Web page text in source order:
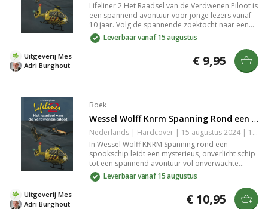
Lifeliner 2 Het Raadsel van de Verdwenen Piloot is
een spannend avontuur voor jonge lezers vanaf
10 jaar. Volg de spannende zoektocht naar een
vermiste piloot, waarbij vriendschap en moed
centraal staan. Perfect voor fans van mysteries en
avontuurlijke verhalen die graag mee puzzelen.
Leverbaar vanaf 15 augustus
Adri Burghout
Uitgeverij Mes € 9,95
Boek
Wessel Wolff Knrm Spanning Rond een Spookschip
Nederlands | Hardcover | 15 augustus 2024 | 156 pagina's | 9789059524491
In Wessel Wolff KNRM Spanning rond een
spookschip leidt een mysterieus, onverlicht schip
tot een spannend avontuur vol onverwachte
wendingen op zee. Wessel ontdekt een gevaarlijk
geheim terwijl hij de storm trotseert. Beleef de
spanning en intrige als je wordt meegezogen in
Leverbaar vanaf 15 augustus
Adri Burghout
Uitgeverij Mes € 10,95